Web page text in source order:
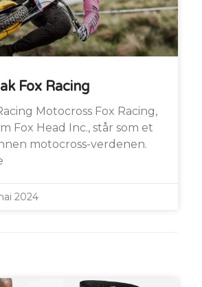
Fox Racing
Motocross Fox Racing,
Fox Head Inc., står som et
motocross-verdenen.
2024